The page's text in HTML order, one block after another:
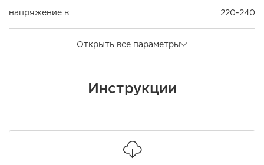
напряжение в 220-240
Открыть все параметры
Инструкции